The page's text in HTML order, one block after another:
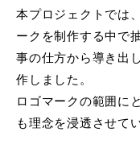
本プロジェクトでは
ークを制作する中で
事の仕方から導き出
作しました。
ロゴマークの範囲に
も理念を浸透させて